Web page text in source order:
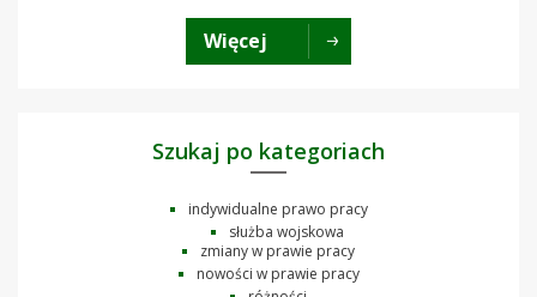
Więcej
Szukaj po kategoriach
indywidualne prawo pracy
służba wojskowa
zmiany w prawie pracy
nowości w prawie pracy